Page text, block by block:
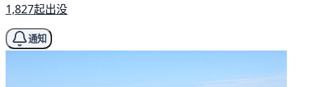
1,827起出没
通知